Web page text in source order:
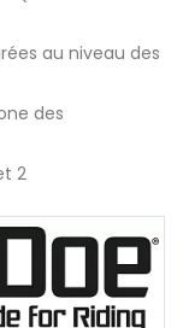
au niveau des
des
2